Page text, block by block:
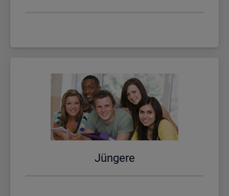
Jün­ge­re